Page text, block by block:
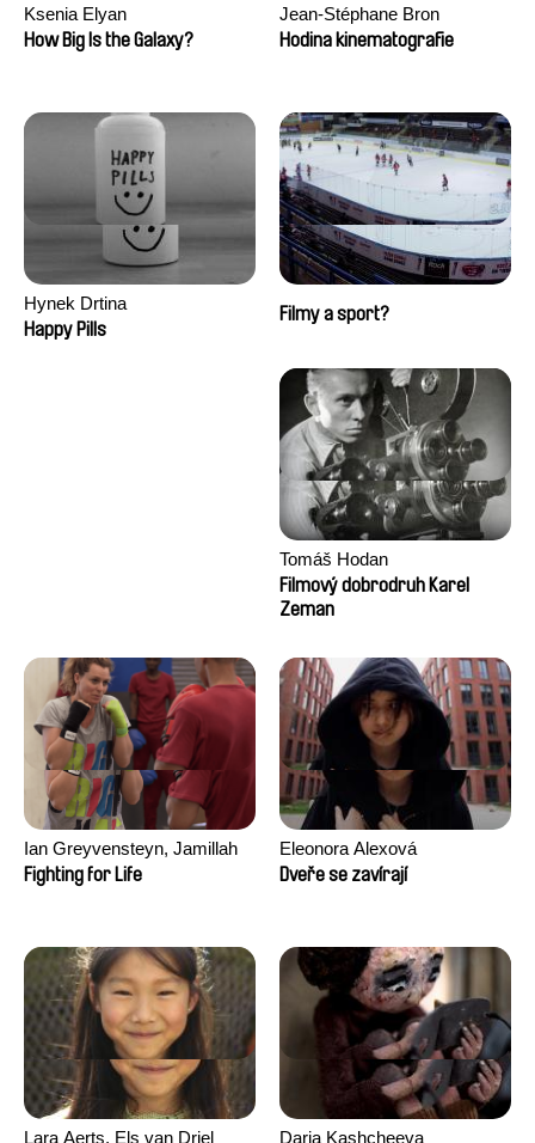
Ksenia Elyan
How Big Is the Galaxy?
Jean-Stéphane Bron
Hodina kinematografie
Hynek Drtina
Happy Pills
Filmy a sport?
Tomáš Hodan
Filmový dobrodruh Karel
Zeman
Ian Greyvensteyn, Jamillah
van der Hulst
Fighting for Life
Eleonora Alexová
Dveře se zavírají
Lara Aerts, Els van Driel
Daria Kashcheeva